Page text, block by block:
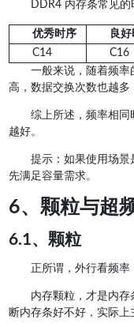
DDR4 内存条常见的
优秀时序 良
C14
C16
一般来说，随着频率
高，数据交换次数也越多
综上所述，频率相同
越好。
提示：如果使用场景
先满足容量需求。
6、颗粒与超
6.1、颗粒
正所谓，外行看频率
内存颗粒，才是内存
断内存条好不好，实际上